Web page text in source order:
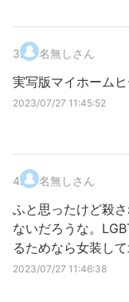
3. 名無しさん
実写版マイホームヒ
2023/07/27 11:45:52
4. 名無しさん
ふと思ったけど殺
ないだろうな。
るためなら女装し
2023/07/27 11:46:38